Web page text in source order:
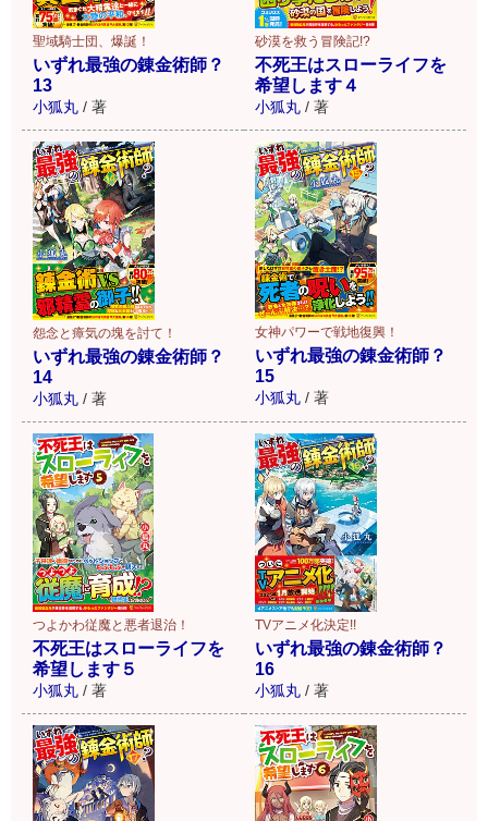
聖域騎士団、爆誕！
いずれ最強の錬金術師？
13
小狐丸 / 著
砂漠を救う冒険記!?
不死王はスローライフを
希望します４
小狐丸 / 著
怨念と瘴気の塊を討て！
いずれ最強の錬金術師？
14
小狐丸 / 著
女神パワーで戦地復興！
いずれ最強の錬金術師？
15
小狐丸 / 著
つよかわ従魔と悪者退治！
不死王はスローライフを
希望します５
小狐丸 / 著
TVアニメ化決定!!
いずれ最強の錬金術師？
16
小狐丸 / 著